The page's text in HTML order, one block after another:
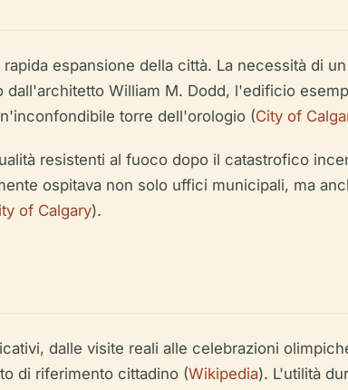
espansione della città. La necessità di
dall'architetto William M. Dodd, l'edificio
torre dell'orologio (City of
resistenti al fuoco dopo il catastrofico
ospitava non solo uffici municipali, ma
of Calgary).
dalle visite reali alle celebrazioni
di riferimento cittadino (Wikipedia). L'utilità